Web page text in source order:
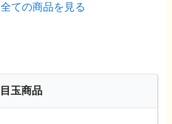
全ての商品を見る
目玉商品